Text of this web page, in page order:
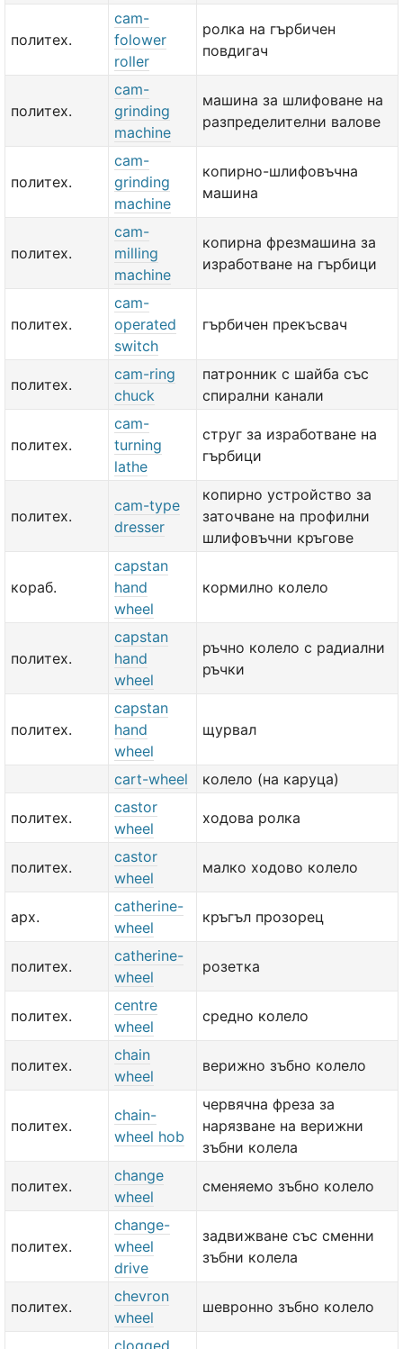
политех.
cam-
folower
roller
ролка на гърбичен
повдигач
политех.
cam-
grinding
machine
машина за шлифоване на
разпределителни валове
политех.
cam-
grinding
machine
копирно-шлифовъчна
машина
политех.
cam-
milling
machine
копирна фрезмашина за
изработване на гърбици
политех.
cam-
operated
switch
гърбичен прекъсвач
политех.
cam-ring
chuck
патронник с шайба със
спирални канали
политех.
cam-
turning
lathe
струг за изработване на
гърбици
политех.
cam-type
dresser
копирно устройство за
заточване на профилни
шлифовъчни кръгове
кораб.
capstan
hand
wheel
кормилно колело
политех.
capstan
hand
wheel
ръчно колело с радиални
ръчки
политех.
capstan
hand
wheel
щурвал
cart-wheel колело (нa каруца)
политех.
castor
wheel
ходова ролка
политех.
castor
wheel
малко ходово колело
арх.
catherine-
wheel
кръгъл прозорец
политех.
catherine-
wheel
розетка
политех.
centre
wheel
средно колело
политех.
chain
wheel
верижно зъбно колело
политех.
chain-
wheel hob
червячна фреза за
нарязване на верижни
зъбни колела
политех.
change
wheel
сменяемо зъбно колело
политех.
change-
wheel
drive
задвижване със сменни
зъбни колела
политех.
chevron
wheel
шевронно зъбно колело
clogged